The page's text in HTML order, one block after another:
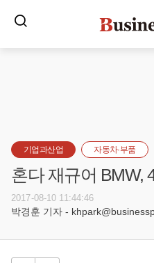
기업과산업 자동차·부품
혼다 재규어 BMW,
2017-08-10 11:44:46
박경훈 기자 -